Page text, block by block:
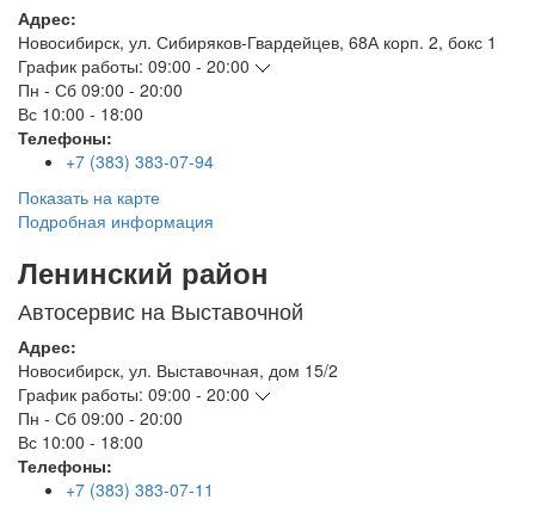
Адрес:
Новосибирск, ул. Сибиряков-Гвардейцев, 68А корп. 2, бокс 1
График работы: 09:00 - 20:00
Пн - Сб 09:00 - 20:00
Вс 10:00 - 18:00
Телефоны:
+7 (383) 383-07-94
Показать на карте
Подробная информация
Ленинский район
Автосервис на Выставочной
Адрес:
Новосибирск, ул. Выставочная, дом 15/2
График работы: 09:00 - 20:00
Пн - Сб 09:00 - 20:00
Вс 10:00 - 18:00
Телефоны:
+7 (383) 383-07-11